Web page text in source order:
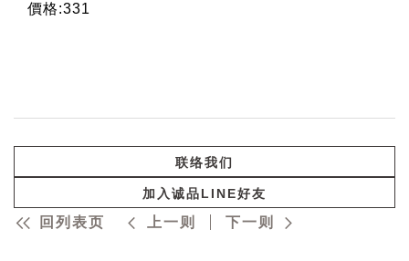
價格:331
联络我们
加入诚品LINE好友
回列表页 上一则 下一则